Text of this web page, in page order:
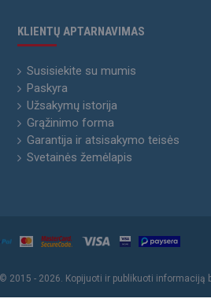
KLIENTŲ APTARNAVIMAS
Susisiekite su mumis
Paskyra
Užsakymų istorija
Grąžinimo forma
Garantija ir atsisakymo teisės
Svetainės žemėlapis
2015 - 2026. Kopijuoti ir publikuoti informaciją